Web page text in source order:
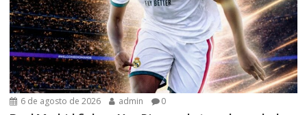
6 de agosto de 2026 admin 0